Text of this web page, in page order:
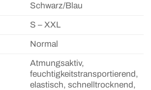
Schwarz/Blau
S – XXL
Normal
Atmungsaktiv,
feuchtigkeitstransportierend,
elastisch, schnelltrocknend,